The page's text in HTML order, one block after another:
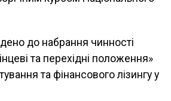
до набрання чинності
та перехідні положення»
та фінансового лізингу у